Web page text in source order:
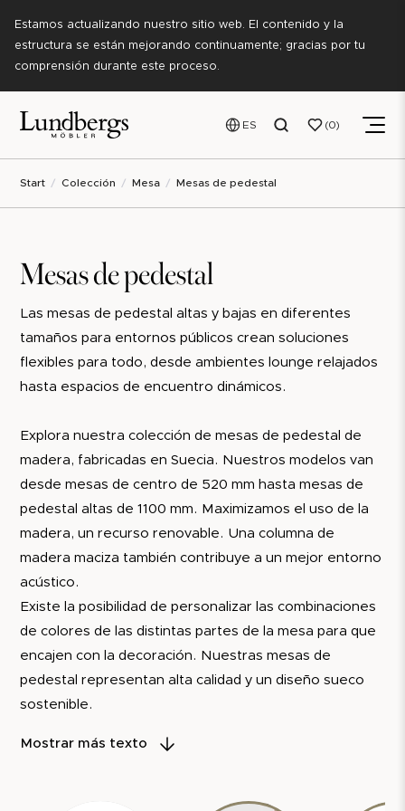
Estamos actualizando nuestro sitio web. El contenido y la
estructura se están mejorando continuamente; gracias por tu
comprensión durante este proceso.
ES 0
Start Colección Mesa Mesas de pedestal
Mesas de pedestal
Las mesas de pedestal altas y bajas en diferentes
tamaños para entornos públicos crean soluciones
flexibles para todo, desde ambientes lounge relajados
hasta espacios de encuentro dinámicos.
Explora nuestra colección de mesas de pedestal de
madera, fabricadas en Suecia. Nuestros modelos van
desde mesas de centro de 520 mm hasta mesas de
pedestal altas de 1100 mm. Maximizamos el uso de la
madera, un recurso renovable. Una columna de
madera maciza también contribuye a un mejor entorno
acústico.
Existe la posibilidad de personalizar las combinaciones
de colores de las distintas partes de la mesa para que
encajen con la decoración. Nuestras mesas de
pedestal representan alta calidad y un diseño sueco
sostenible.
Para demostrar nuestra confianza en la calidad de
Mostrar más texto